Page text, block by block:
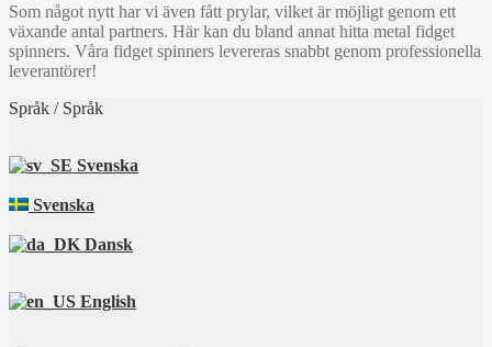
Som något nytt har vi även fått prylar, vilket är möjligt genom ett
växande antal partners. Här kan du bland annat hitta metal fidget
spinners. Våra fidget spinners levereras snabbt genom professionella
leverantörer!
Språk / Språk
Svenska
Svenska
Dansk
English